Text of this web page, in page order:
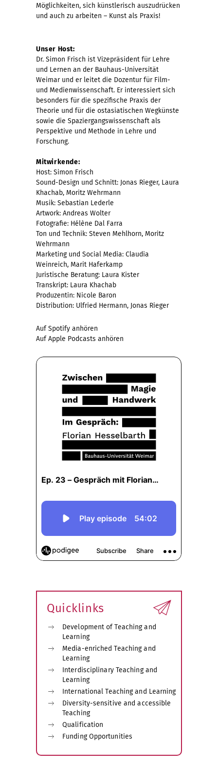
Möglichkeiten, sich künstlerisch auszudrücken
und auch zu arbeiten – Kunst als Praxis!
Unser Host:
Dr. Simon Frisch ist Vizepräsident für Lehre
und Lernen an der Bauhaus-Universität
Weimar und er leitet die Dozentur für Film-
und Medienwissenschaft. Er interessiert sich
besonders für die spezifische Praxis der
Theorie und für die ostasiatischen Wegkünste
sowie die Spaziergangswissenschaft als
Perspektive und Methode in Lehre und
Forschung.
Mitwirkende:
Host: Simon Frisch
Sound-Design und Schnitt: Jonas Rieger, Laura
Khachab, Moritz Wehrmann
Musik: Sebastian Lederle
Artwork: Andreas Wolter
Fotografie: Hélène Dal Farra
Ton und Technik: Steven Mehlhorn, Moritz
Wehrmann
Marketing und Social Media: Claudia
Weinreich, Marit Haferkamp
Juristische Beratung: Laura Kister
Transkript: Laura Khachab
Produzentin: Nicole Baron
Distribution: Ulfried Hermann, Jonas Rieger
Auf Spotify anhören
Auf Apple Podcasts anhören
Quicklinks
Development of Teaching and
Learning
Media-enriched Teaching and
Learning
Interdisciplinary Teaching and
Learning
International Teaching and Learning
Diversity-sensitive and accessible
Teaching
Qualification
Funding Opportunities